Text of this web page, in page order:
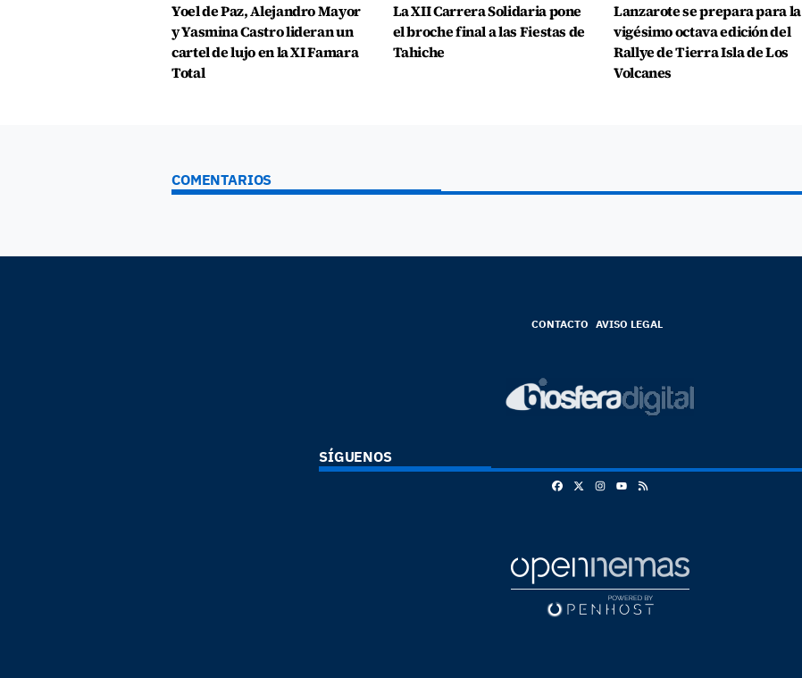
Yoel de Paz, Alejandro Mayor
y Yasmina Castro lideran un
cartel de lujo en la XI Famara
Total
La XII Carrera Solidaria pone
el broche final a las Fiestas de
Tahiche
Lanzarote se prepara para la
vigésimo octava edición del
Rallye de Tierra Isla de Los
Volcanes
COMENTARIOS
CONTACTO AVISO LEGAL
SÍGUENOS
FacebookInstagram